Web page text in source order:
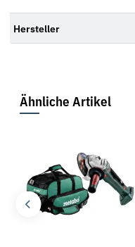
Hersteller
Ähnliche Artikel